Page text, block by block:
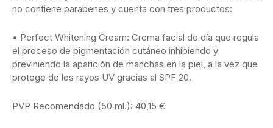
no contiene parabenes y cuenta con tres productos:
• Perfect Whitening Cream: Crema facial de día que regula
el proceso de pigmentación cutáneo inhibiendo y
previniendo la aparición de manchas en la piel, a la vez que
protege de los rayos UV gracias al SPF 20.
PVP Recomendado (50 ml.): 40,15 €